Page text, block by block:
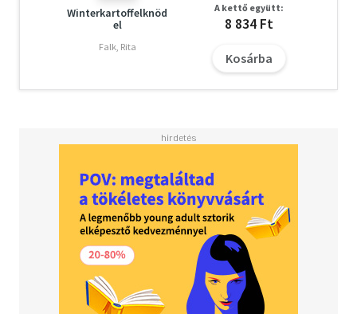
Winterkartoffelknöd
el
Falk, Rita
A kettő együtt:
8 834 Ft
Kosárba